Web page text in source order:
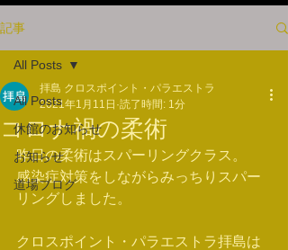
記事
All Posts
休館のお知らせ
お知らせ
道場ブログ
All Posts
コロナ禍の柔術
拝島 クロスポイント・パラエストラ
2021年1月11日 読了時間: 1分
昨日の柔術はスパーリングクラス。
感染症対策をしながらみっちりスパー
リングしました。
クロスポイント・パラエストラ拝島は